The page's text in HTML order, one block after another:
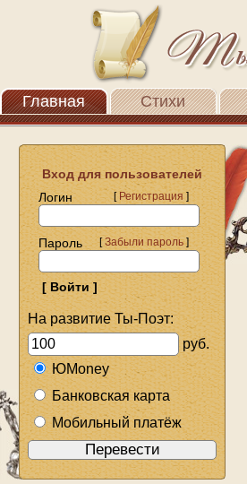
Главная Стихи
Вход для пользователей
Логин
[Регистрация]
Пароль [Забыли пароль]
На развитие Ты-Поэт:
руб.
ЮMoney
Банковская карта
Мобильный платёж